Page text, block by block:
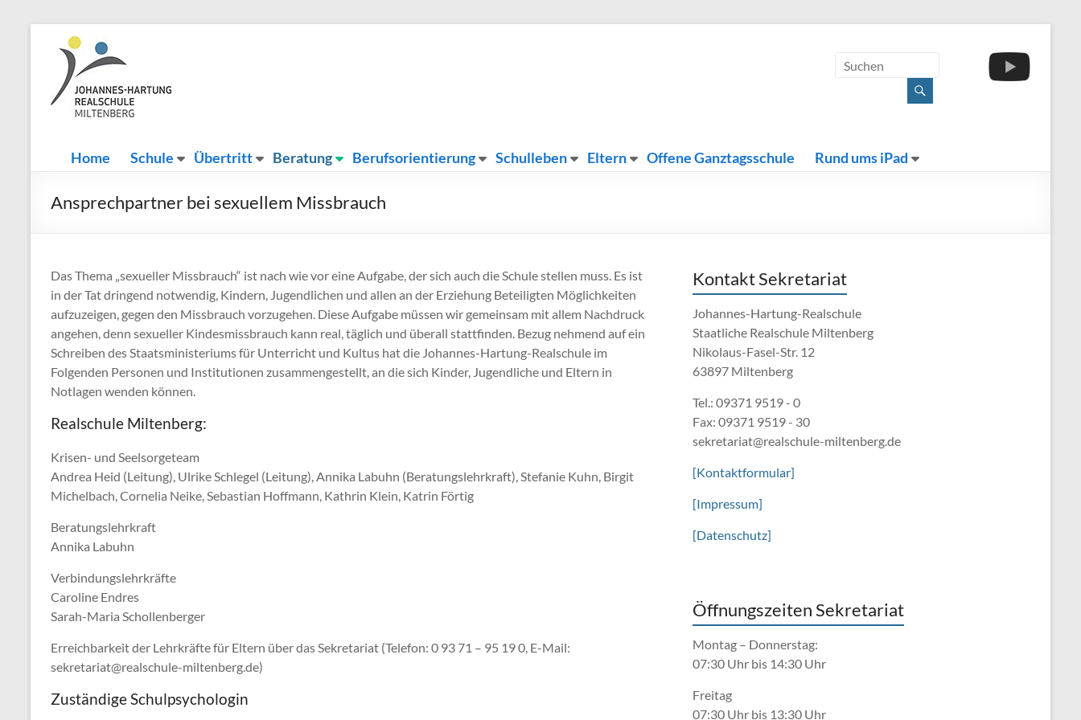
Inhalt
springenJohannes-
Hartung-
Realschule
Miltenberg
Herzlich
Willkommen
Home Schule Übertritt Beratung Berufsorientierung Schulleben Eltern Offene Ganztagsschule Rund ums iPad
Ansprechpartner bei sexuellem Missbrauch
Das Thema „sexueller Missbrauch“ ist nach wie vor eine Aufgabe, der sich auch die Schule stellen muss. Es ist
in der Tat dringend notwendig, Kindern, Jugendlichen und allen an der Erziehung Beteiligten Möglichkeiten
aufzuzeigen, gegen den Missbrauch vorzugehen. Diese Aufgabe müssen wir gemeinsam mit allem Nachdruck
angehen, denn sexueller Kindesmissbrauch kann real, täglich und überall stattfinden. Bezug nehmend auf ein
Schreiben des Staatsministeriums für Unterricht und Kultus hat die Johannes-Hartung-Realschule im
Folgenden Personen und Institutionen zusammengestellt, an die sich Kinder, Jugendliche und Eltern in
Notlagen wenden können.
Realschule Miltenberg:
Krisen- und Seelsorgeteam
Andrea Heid (Leitung), Ulrike Schlegel (Leitung), Annika Labuhn (Beratungslehrkraft), Stefanie Kuhn, Birgit
Michelbach, Cornelia Neike, Sebastian Hoffmann, Kathrin Klein, Katrin Förtig
Beratungslehrkraft
Annika Labuhn
Verbindungslehrkräfte
Caroline Endres
Sarah-Maria Schollenberger
Erreichbarkeit der Lehrkräfte für Eltern über das Sekretariat (Telefon: 0 93 71 – 95 19 0, E-Mail:
sekretariat@realschule-miltenberg.de)
Zuständige Schulpsychologin
Kontakt Sekretariat
Johannes-Hartung-Realschule
Staatliche Realschule Miltenberg
Nikolaus-Fasel-Str. 12
63897 Miltenberg
Tel.: 09371 9519 - 0
Fax: 09371 9519 - 30
sekretariat@realschule-miltenberg.de
[Kontaktformular]
[Impressum]
[Datenschutz]
Öffnungszeiten Sekretariat
Montag – Donnerstag:
07:30 Uhr bis 14:30 Uhr
Freitag
07:30 Uhr bis 13:30 Uhr